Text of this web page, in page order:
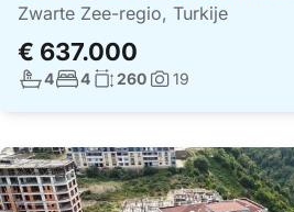
Zwarte Zee-regio, Turkije
€ 637.000
Aantal badkamers:
4Aantal slaapkamers:
4Woonoppervlakte:
260Foto's:
19